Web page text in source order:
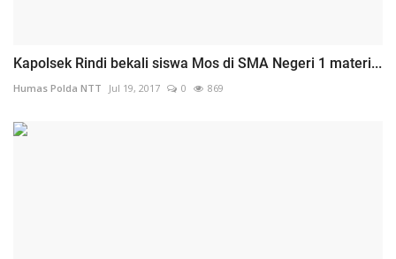
Kapolsek Rindi bekali siswa Mos di SMA Negeri 1 materi...
Humas Polda NTT Jul 19, 2017 0 869